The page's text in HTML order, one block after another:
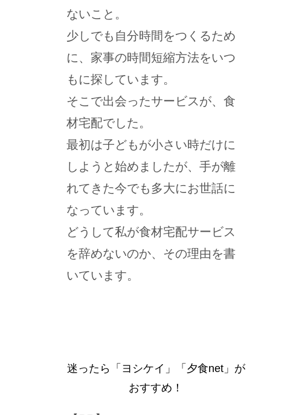
ないこと。
少しでも自分時間をつくるため
に、家事の時間短縮方法をいつ
もに探しています。
そこで出会ったサービスが、食
材宅配でした。
最初は子どもが小さい時だけに
しようと始めましたが、手が離
れてきた今でも多大にお世話に
なっています。
どうして私が食材宅配サービス
を辞めないのか、その理由を書
いています。
迷ったら「ヨシケイ」「夕食net」が
おすすめ！